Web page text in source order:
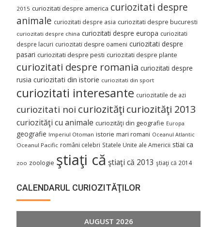
2015 curiozitati despre america curiozitati despre
animale curiozitati despre asia curiozitati despre bucuresti
curiozitati despre china curiozitati despre europa curiozitati
despre lacuri curiozitati despre oameni curiozitati despre
pasari curiozitati despre pesti curiozitati despre plante
curiozitati despre romania curiozitati despre
rusia curiozitati din istorie curiozitati din sport
curiozitati interesante curiozitatile de azi
curiozitati noi curiozităţi curiozităţi 2013
curiozităţi cu animale curiozităţi din geografie Europa
geografie Imperiul Otoman istorie mari romani Oceanul Atlantic
Oceanul Pacific români celebri Statele Unite ale Americii stiai ca
zoo zoologie ştiaţi că ştiaţi că 2013 ştiaţi că 2014
CALENDARUL CURIOZITĂŢILOR
AUGUST 2026